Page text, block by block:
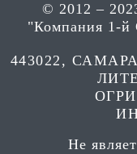
© 2012 –
"Компания 1-
443022,
Не